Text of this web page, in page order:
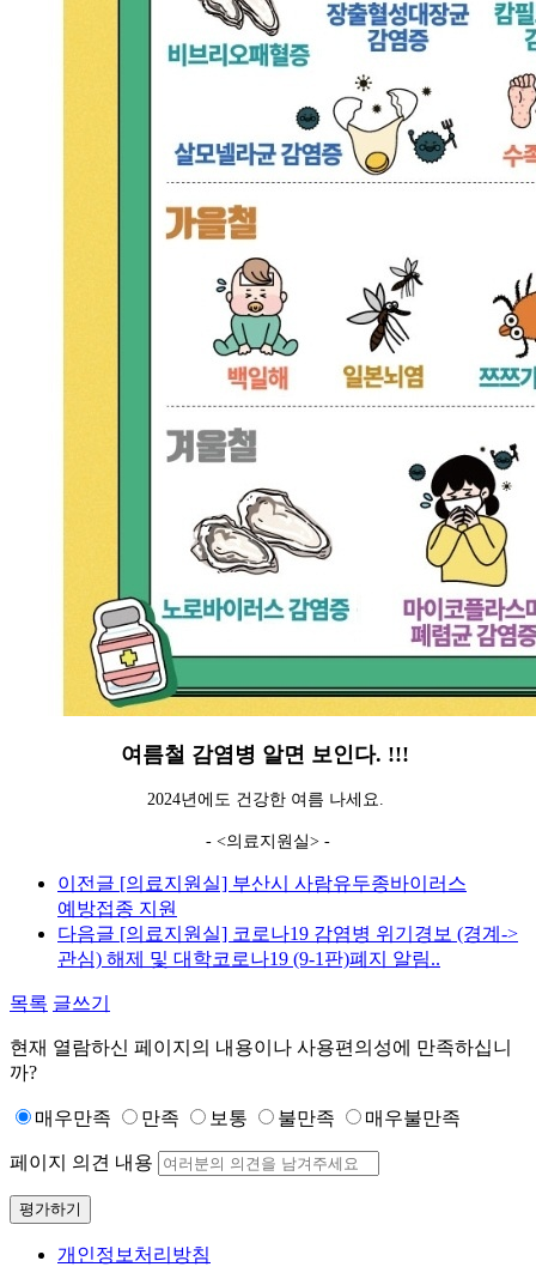
여름철 감염병 알면 보인다. !!!
2024년에도 건강한 여름 나세요.
- <의료지원실> -
이전글 [의료지원실] 부산시 사람유두종바이러스
예방접종 지원
다음글 [의료지원실] 코로나19 감염병 위기경보 (경계->
관심) 해제 및 대학코로나19 (9-1판)폐지 알림..
목록 글쓰기
현재 열람하신 페이지의 내용이나 사용편의성에 만족하십니
까?
매우만족 만족 보통 불만족 매우불만족
페이지 의견 내용
평가하기
개인정보처리방침